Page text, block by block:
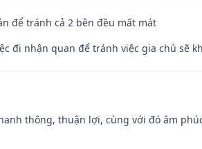
để tránh cả 2 bên đều mất mát
đi nhận quan để tránh việc gia chủ sẽ
thông, thuận lợi, cùng với đó âm